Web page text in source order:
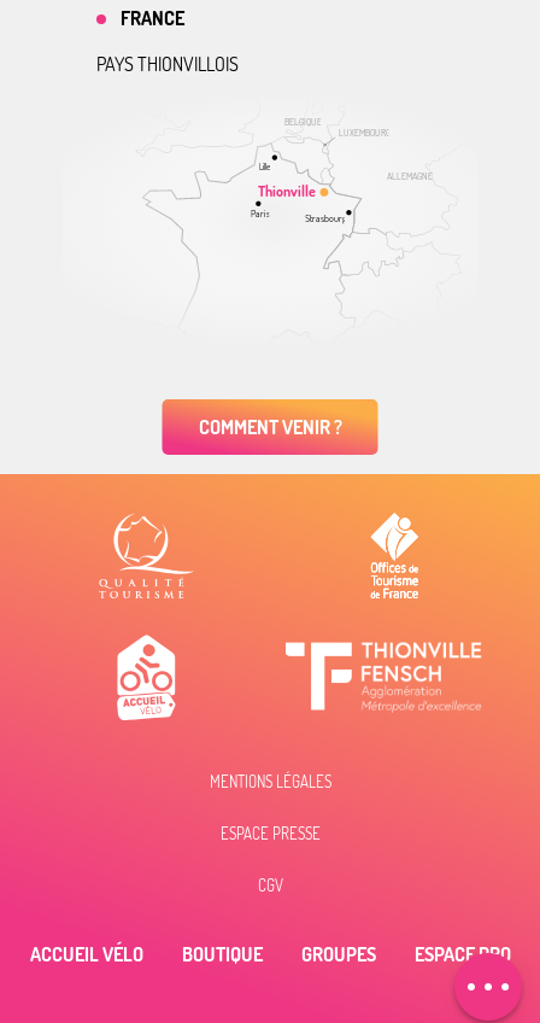
Contacter par
email
ALLEMAGNE
BELGIQUE
LUXEMBOURG
Thionville
Lille
Paris Strasbourg
FRANCE
PAYS THIONVILLOIS
COMMENT VENIR ?
MENTIONS LÉGALES
ESPACE PRESSE
CGV
ACCUEIL VÉLO BOUTIQUE GROUPES ESPACE PRO